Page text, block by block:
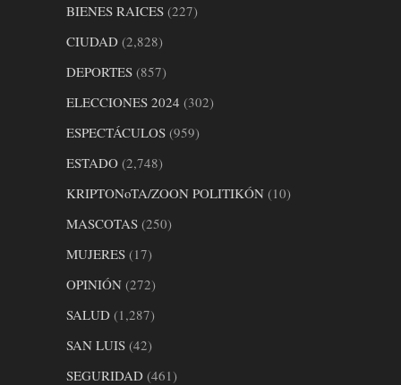
BIENES RAICES (227)
CIUDAD (2,828)
DEPORTES (857)
ELECCIONES 2024 (302)
ESPECTÁCULOS (959)
ESTADO (2,748)
KRIPTONoTA/ZOON POLITIKÓN (10)
MASCOTAS (250)
MUJERES (17)
OPINIÓN (272)
SALUD (1,287)
SAN LUIS (42)
SEGURIDAD (461)